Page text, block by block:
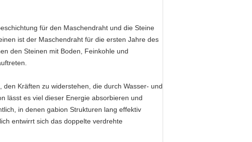
für den Maschendraht und die Steine
ist der Maschendraht für die ersten Jahre des
den Steinen mit Boden, Feinkohle und
Kräften zu widerstehen, die durch Wasser- und
lässt es viel dieser Energie absorbieren und
in denen gabion Strukturen lang effektiv
entwirrt sich das doppelte verdrehte